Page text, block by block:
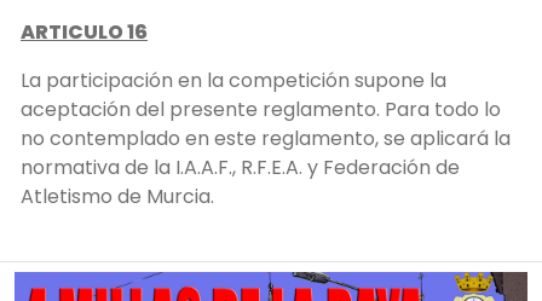
ARTICULO 16
La participación en la competición supone la
aceptación del presente reglamento. Para todo lo
no contemplado en este reglamento, se aplicará la
normativa de la I.A.A.F., R.F.E.A. y Federación de
Atletismo de Murcia.